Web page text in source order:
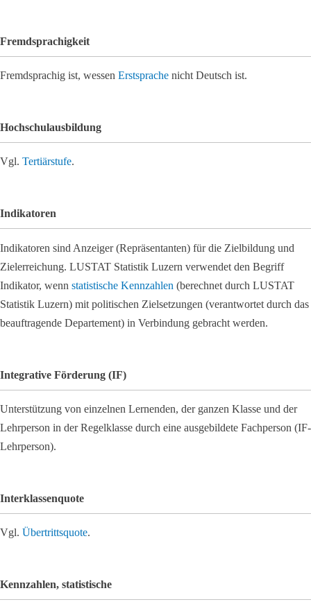
Fremdsprachigkeit
Fremdsprachig ist, wessen Erstsprache nicht Deutsch ist.
Hochschulausbildung
Vgl. Tertiärstufe.
Indikatoren
Indikatoren sind Anzeiger (Repräsentanten) für die Zielbildung und
Zielerreichung. LUSTAT Statistik Luzern verwendet den Begriff
Indikator, wenn statistische Kennzahlen (berechnet durch LUSTAT
Statistik Luzern) mit politischen Zielsetzungen (verantwortet durch das
beauftragende Departement) in Verbindung gebracht werden.
Integrative Förderung (IF)
Unterstützung von einzelnen Lernenden, der ganzen Klasse und der
Lehrperson in der Regelklasse durch eine ausgebildete Fachperson (IF-
Lehrperson).
Interklassenquote
Vgl. Übertrittsquote.
Kennzahlen, statistische